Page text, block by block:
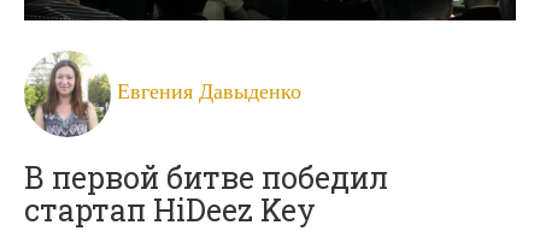
Евгения Давыденко
В первой битве победил
стартап HiDeez Key